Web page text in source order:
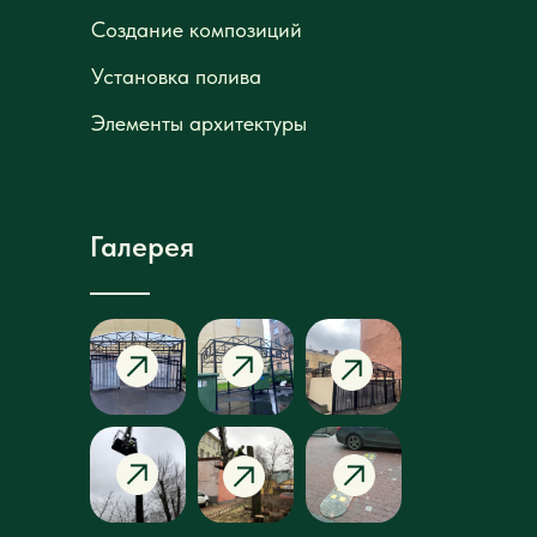
Элементы архитектуры
Элементы архитектуры